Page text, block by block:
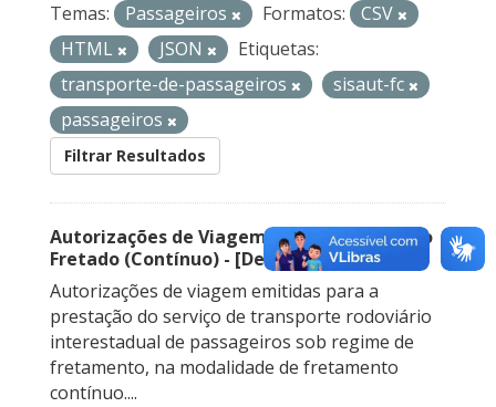
Temas:
Passageiros Formatos:
CSV
HTML
JSON
Etiquetas:
transporte-de-passageiros
sisaut-fc
passageiros
Filtrar Resultados
Autorizações de Viagem Nacional – Serviço
Fretado (Contínuo) - [Descontinuado]
Autorizações de viagem emitidas para a
prestação do serviço de transporte rodoviário
interestadual de passageiros sob regime de
fretamento, na modalidade de fretamento
contínuo....